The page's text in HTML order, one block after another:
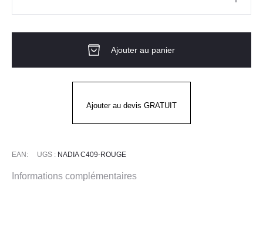
SM
Ajouter au panier
Ajouter au devis GRATUIT
EAN: UGS : NADIA C409-ROUGE
Informations complémentaires